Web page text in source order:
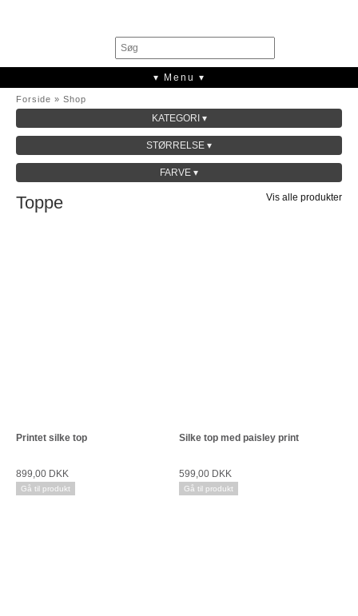
▾ Menu ▾
Forside » Shop
KATEGORI ▾
KOLLEKTION
STØRRELSE ▾
FARVE ▾
Vis alle produkter
Toppe
Printet silke top
899,00 DKK
Gå til produkt
Silke top med paisley print
599,00 DKK
Gå til produkt